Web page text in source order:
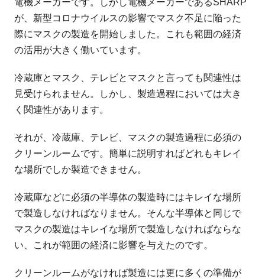
電機メーカーです。しかし電機メーカーであるSHARP
が、新型コロナウイルスの影響でマスク不足に陥った
際にマスクの製造を開始しました。これも範囲の経済
の活用が大きく働いています。
冷蔵庫とマスク、テレビとマスクと言っても関連性は
見受けられません。しかし、製造過程においては大き
く関連性があります。
それが、冷蔵庫、テレビ、マスクの製造過程に必須の
クリーンルームです。簡単に説明すればどれもキレイ
な場所でしか製造できません。
冷蔵庫などに必須の半導体の製造時にはキレイな場所
で製造しなければなりません。そんな半導体と同じで
マスクの製造はキレイな場所で製造しなければならな
い、これが範囲の経済に影響を与えたのです。
クリーンルームがなければ製造には更に多くの準備が